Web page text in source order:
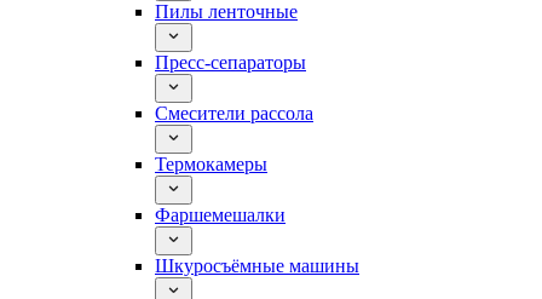
Пилы ленточные
Пресс-сепараторы
Смесители рассола
Термокамеры
Фаршемешалки
Шкуросъёмные машины